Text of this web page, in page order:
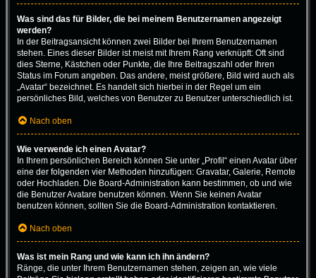
Was sind das für Bilder, die bei meinem Benutzernamen angezeigt
werden?
In der Beitragsansicht können zwei Bilder bei Ihrem Benutzernamen
stehen. Eines dieser Bilder ist meist mit Ihrem Rang verknüpft: Oft sind
dies Sterne, Kästchen oder Punkte, die Ihre Beitragszahl oder Ihren
Status im Forum angeben. Das andere, meist größere, Bild wird auch als
„Avatar“ bezeichnet. Es handelt sich hierbei in der Regel um ein
persönliches Bild, welches von Benutzer zu Benutzer unterschiedlich ist.
Nach oben
Wie verwende ich einen Avatar?
In Ihrem persönlichen Bereich können Sie unter „Profil“ einen Avatar über
eine der folgenden vier Methoden hinzufügen: Gravatar, Galerie, Remote
oder Hochladen. Die Board-Administration kann bestimmen, ob und wie
die Benutzer Avatare benutzen können. Wenn Sie keinen Avatar
benutzen können, sollten Sie die Board-Administration kontaktieren.
Nach oben
Was ist mein Rang und wie kann ich ihn ändern?
Ränge, die unter Ihrem Benutzernamen stehen, zeigen an, wie viele